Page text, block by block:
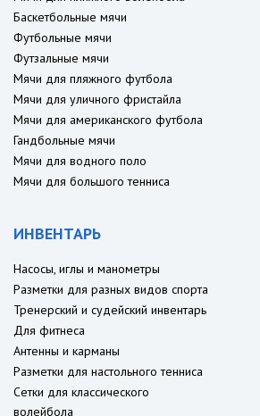
Баскетбольные мячи
Футбольные мячи
Футзальные мячи
Мячи для пляжного футбола
Мячи для уличного фристайла
Мячи для американского футбола
Гандбольные мячи
Мячи для водного поло
Мячи для большого тенниса
ИНВЕНТАРЬ
Насосы, иглы и манометры
Разметки для разных видов спорта
Тренерский и судейский инвентарь
Для фитнеса
Антенны и карманы
Разметки для настольного тенниса
Сетки для классического
волейбола